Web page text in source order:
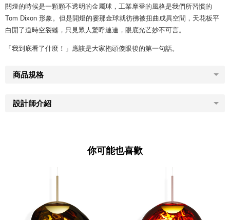
關燈的時候是一顆顆不透明的金屬球，工業摩登的風格是我們所習慣的
Tom Dixon 形象。但是開燈的霎那金球就彷彿被扭曲成異空間，天花板平
白開了道時空裂縫，只見眾人驚呼連連，眼底光芒妙不可言。
「我到底看了什麼！」應該是大家抱頭傻眼後的第一句話。
商品規格
設計師介紹
你可能也喜歡